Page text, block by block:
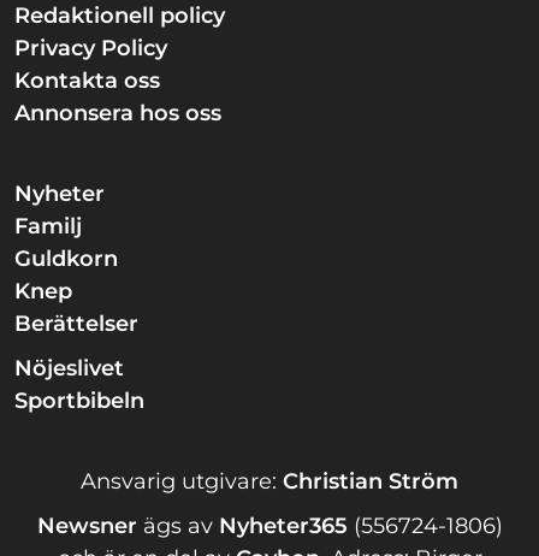
Redaktionell policy
Privacy Policy
Kontakta oss
Annonsera hos oss
Nyheter
Familj
Guldkorn
Knep
Berättelser
Nöjeslivet
Sportbibeln
Ansvarig utgivare: Christian Ström
Newsner ägs av Nyheter365 (556724-1806)